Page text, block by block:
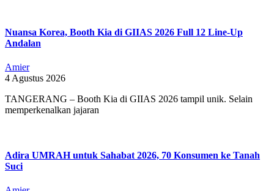
Nuansa Korea, Booth Kia di GIIAS 2026 Full 12 Line-Up
Andalan
Amier
4 Agustus 2026
TANGERANG – Booth Kia di GIIAS 2026 tampil unik. Selain
memperkenalkan jajaran
Adira UMRAH untuk Sahabat 2026, 70 Konsumen ke Tanah
Suci